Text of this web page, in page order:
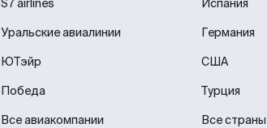
S7 airlines
Уральские авиалинии
ЮТэйр
Победа
Все авиакомпании
Испания
Германия
США
Турция
Все страны